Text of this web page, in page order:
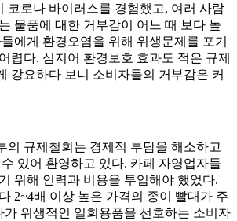
코로나 바이러스를 경험했고, 여러 사람
물품에 대한 거부감이 어느 때 보다 높
에게 환경오염을 위해 위생문제를 포기
렵다. 심지어 환경보호 효과도 적은 규제
강요하다 보니 소비자들의 거부감은 커
의 규제철회는 경제적 부담을 해소하고
있어 환영하고 있다. 카페 자영업자들
위해 인력과 비용을 투입해야 했었다.
2~4배 이상 높은 가격의 종이 빨대가 주
가 위생적인 일회용품을 선호하는 소비자